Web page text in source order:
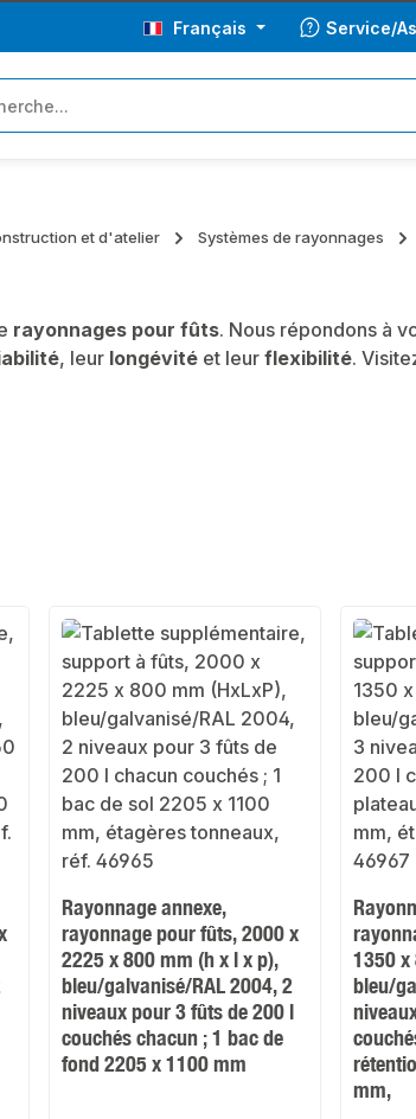
Français Service/
et d'atelier Systèmes de rayonnages
rayonnages pour fûts. Nous répondons à
, leur longévité et leur flexibilité.
Rayonnage annexe,
rayonnage pour fûts, 2000 x
2225 x 800 mm (h x l x p),
bleu/galvanisé/RAL 2004, 2
niveaux pour 3 fûts de 200 l
couchés chacun ; 1 bac de
fond 2205 x 1100 mm
1350 x
bleu/
mm,